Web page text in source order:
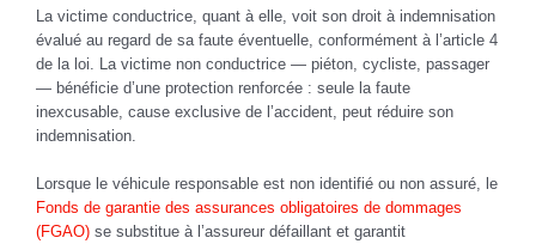
La victime conductrice, quant à elle, voit son droit à indemnisation
évalué au regard de sa faute éventuelle, conformément à l’article 4
de la loi. La victime non conductrice — piéton, cycliste, passager
— bénéficie d’une protection renforcée : seule la faute
inexcusable, cause exclusive de l’accident, peut réduire son
indemnisation.
Lorsque le véhicule responsable est non identifié ou non assuré, le
Fonds de garantie des assurances obligatoires de dommages
(FGAO) se substitue à l’assureur défaillant et garantit